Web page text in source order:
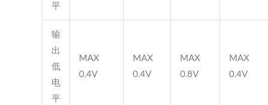
平
输
出
低
电
平
MAX
0.4V
MAX
0.4V
MAX
0.8V
MAX
0.4V